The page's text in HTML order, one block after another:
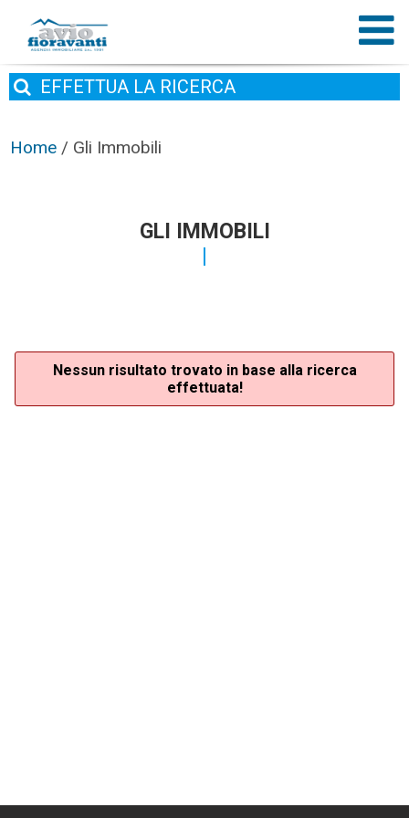
EFFETTUA LA RICERCA
Home / Gli Immobili
GLI IMMOBILI
Nessun risultato trovato in base alla ricerca
effettuata!